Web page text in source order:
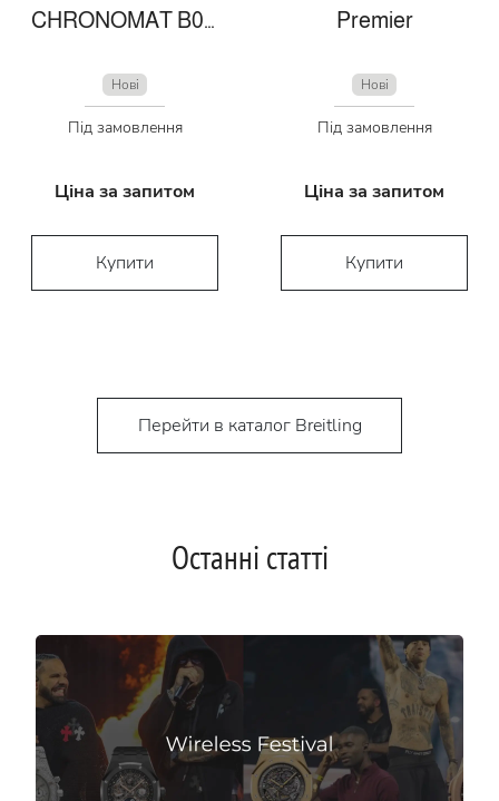
CHRONOMAT B01 42 SIX NATIONS ENGLAND
Нові
Під замовлення
Ціна за запитом
Купити
Premier
Нові
Під замовлення
Ціна за запитом
Купити
Перейти в каталог Breitling
Останні статті